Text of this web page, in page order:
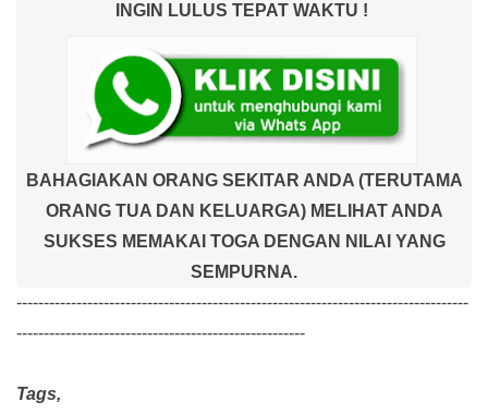
INGIN LULUS TEPAT WAKTU !
BAHAGIAKAN ORANG SEKITAR ANDA (TERUTAMA
ORANG TUA DAN KELUARGA) MELIHAT ANDA
SUKSES MEMAKAI TOGA DENGAN NILAI YANG
SEMPURNA.
-----------------------------------------------------------------------------------
-----------------------------------------------------
Tags,